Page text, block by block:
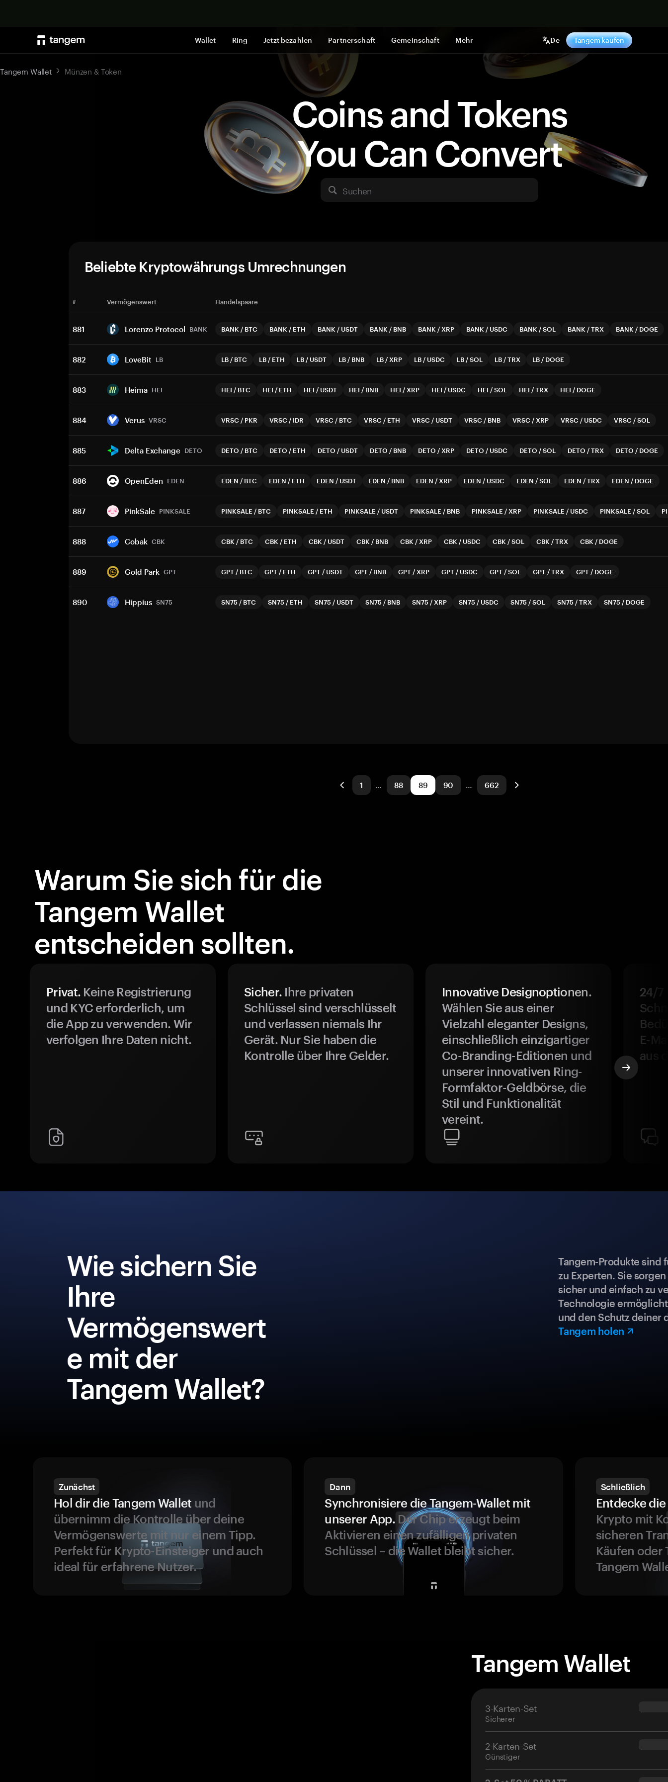
Wallet Ring Jetzt bezahlen Partnerschaft Gemeinschaft Mehr De Tangem kaufen
Coins and Tokens
You Can Convert
Suchen
Tangem Wallet Münzen & Token
Beliebte Kryptowährungs Umrechnungen
# Vermögenswert Handelspaare
881 Lorenzo Protocol BANK BANK / BTC BANK / ETH BANK / USDT BANK / BNB BANK / XRP BANK / USDC BANK /SOL BANK /TRX BANK / DOGE
882 LoveBit LB LB / BTC LB / ETH LB / USDT LB / BNB LB / XRP LB / USDC LB /SOL LB /TRX LB / DOGE
883 Heima HEI HEI / BTC HEI / ETH HEI / USDT HEI / BNB HEI / XRP HEI / USDC HEI /SOL HEI /TRX HEI / DOGE
884 Verus VRSC VRSC / PKR VRSC / IDR VRSC / BTC VRSC / ETH VRSC / USDT VRSC / BNB VRSC / XRP VRSC / USDC VRSC /SOL
885 Delta Exchange DETO DETO / BTC DETO / ETH DETO / USDT DETO / BNB DETO / XRP DETO / USDC DETO /SOL DETO /TRX DETO / DOGE
886 OpenEden EDEN EDEN / BTC EDEN / ETH EDEN / USDT EDEN / BNB EDEN / XRP EDEN / USDC EDEN /SOL EDEN /TRX EDEN / DOGE
887 PinkSale PINKSALE PINKSALE / BTC PINKSALE / ETH PINKSALE / USDT PINKSALE / BNB PINKSALE / XRP PINKSALE / USDC PINKSALE /SOL
888 Cobak CBK CBK / BTC CBK / ETH CBK / USDT CBK / BNB CBK / XRP CBK / USDC CBK /SOL CBK /TRX CBK / DOGE
889 Gold Park GPT GPT / BTC GPT / ETH GPT / USDT GPT / BNB GPT / XRP GPT / USDC GPT /SOL GPT /TRX GPT / DOGE
890 Hippius SN75 SN75 / BTC SN75 / ETH SN75 / USDT SN75 / BNB SN75 / XRP SN75 / USDC SN75 /SOL SN75 /TRX SN75 / DOGE
1 … 88 89 90 … 662
Warum Sie sich für die
Tangem Wallet
entscheiden sollten.
Privat. Keine Registrierung
und KYC erforderlich, um
die App zu verwenden. Wir
verfolgen Ihre Daten nicht.
Sicher. Ihre privaten
Schlüssel sind verschlüsselt
und verlassen niemals Ihr
Gerät. Nur Sie haben die
Kontrolle über Ihre Gelder.
Innovative Designoptionen.
Wählen Sie aus einer
Vielzahl eleganter Designs,
einschließlich einzigartiger
Co-Branding-Editionen und
unserer innovativen Ring-
Formfaktor-Geldbörse, die
Stil und Funktionalität
vereint.
24/7
E-
aus
Wie sichern Sie
Ihre
Vermögenswert
e mit der
Tangem Wallet?
Tangem-Produkte sind
zu Experten. Sie
sicher und einfach zu
Technologie
und den Schutz deiner
Tangem holen
Zunächst
Hol dir die Tangem Wallet und
übernimm die Kontrolle über deine
Vermögenswerte mit nur einem Tipp.
Perfekt für Krypto-Einsteiger und auch
ideal für erfahrene Nutzer.
Dann
Synchronisiere die Tangem-Wallet mit
unserer App.Der Chip erzeugt beim
Aktivieren einen zufälligen privaten
Schlüssel – die Wallet bleibt sicher.
Schließlich
Entdecke
Krypto mit
sicheren
Käufen oder
Tangem
Tangem Wallet
3-Karten-Set
Sicherer
$69.90
2-Karten-Set
Günstiger
$54.90